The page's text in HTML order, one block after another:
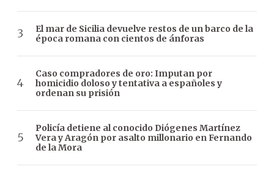
El mar de Sicilia devuelve restos de un barco de la
época romana con cientos de ánforas
Caso compradores de oro: Imputan por
homicidio doloso y tentativa a españoles y
ordenan su prisión
Policía detiene al conocido Diógenes Martínez
Vera y Aragón por asalto millonario en Fernando
de la Mora